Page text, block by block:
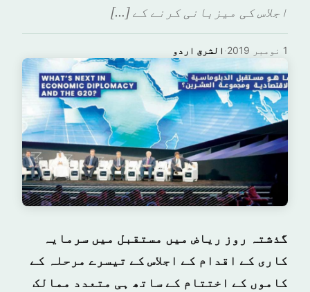
اجلاس کی میزبانی کرنے کے […]
الشرق اردو · 1 نومبر 2019
گذشتہ روز ریاض میں مستقبل میں سرمایہ
کاری کے اقدام کے اجلاس کے تیسرے مرحلہ کے
کاموں کے اختتام کے ساتھ ہی متعدد ممالک